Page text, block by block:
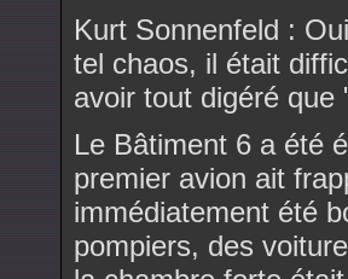
Kurt Sonnenfeld :
tel chaos, il était
avoir tout digéré que
Le Bâtiment 6 a été
premier avion ait
immédiatement été
pompiers, des